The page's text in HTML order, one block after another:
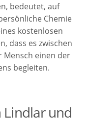
bedeutet, auf
Chemie
kostenlosen
dass es zwischen
Mensch einen der
begleiten.
Lindlar und